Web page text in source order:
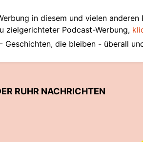
in diesem und vielen anderen
zielgerichteter Podcast-Werbung,
Geschichten, die bleiben - überall
RUHR NACHRICHTEN